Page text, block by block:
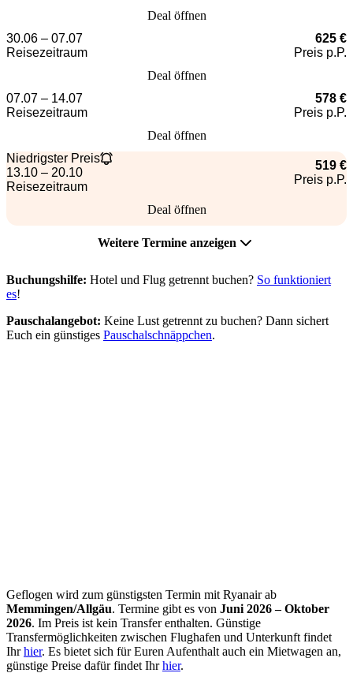
Deal öffnen
30.06 – 07.07
Reisezeitraum
625 €
Preis p.P.
Deal öffnen
07.07 – 14.07
Reisezeitraum
578 €
Preis p.P.
Deal öffnen
Niedrigster Preis
13.10 – 20.10
Reisezeitraum
519 €
Preis p.P.
Deal öffnen
Weitere Termine anzeigen
Buchungshilfe: Hotel und Flug getrennt buchen? So funktioniert
es!
Pauschalangebot: Keine Lust getrennt zu buchen? Dann sichert
Euch ein günstiges Pauschalschnäppchen.
Geflogen wird zum günstigsten Termin mit Ryanair ab
Memmingen/Allgäu. Termine gibt es von Juni 2026 – Oktober
2026. Im Preis ist kein Transfer enthalten. Günstige
Transfermöglichkeiten zwischen Flughafen und Unterkunft findet
Ihrhier. Es bietet sich für Euren Aufenthalt auch ein Mietwagen an,
günstige Preise dafür findet Ihrhier.